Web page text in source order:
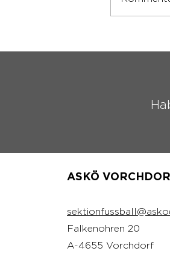
ASKÖ
Falkenohren 20
A-4655 Vorchdorf